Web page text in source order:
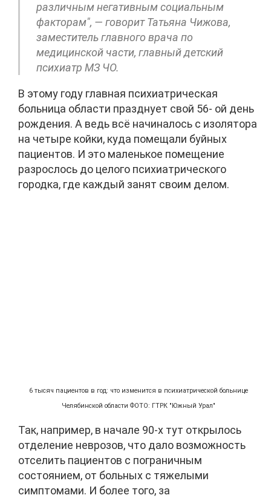
различным негативным социальным
факторам", — говорит Татьяна Чижова,
заместитель главного врача по
медицинской части, главный детский
психиатр МЗ ЧО.
В этому году главная психиатрическая
больница области празднует свой 56- ой день
рождения. А ведь всё начиналось с изолятора
на четыре койки, куда помещали буйных
пациентов. И это маленькое помещение
разрослось до целого психиатрического
городка, где каждый занят своим делом.
6 тысяч пациентов в год: что изменится в психиатрической больнице
Челябинской области ФОТО: ГТРК "Южный Урал"
Так, например, в начале 90-х тут открылось
отделение неврозов, что дало возможность
отселить пациентов с пограничным
состоянием, от больных с тяжелыми
симптомами. И более того, за